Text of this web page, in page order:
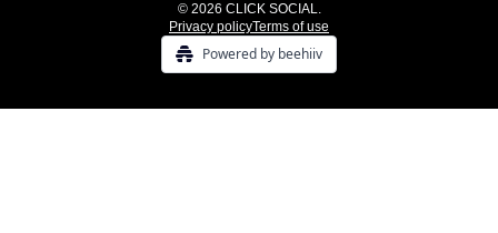
© 2026 CLICK SOCIAL.
Privacy policyTerms of use
Powered by beehiiv